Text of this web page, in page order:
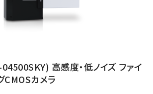
高感度・低ノイズ ファイ
CMOSカメラ